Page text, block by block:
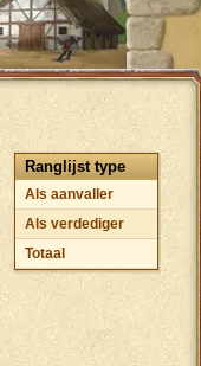
Ranglijst type
Als aanvaller
Als verdediger
Totaal